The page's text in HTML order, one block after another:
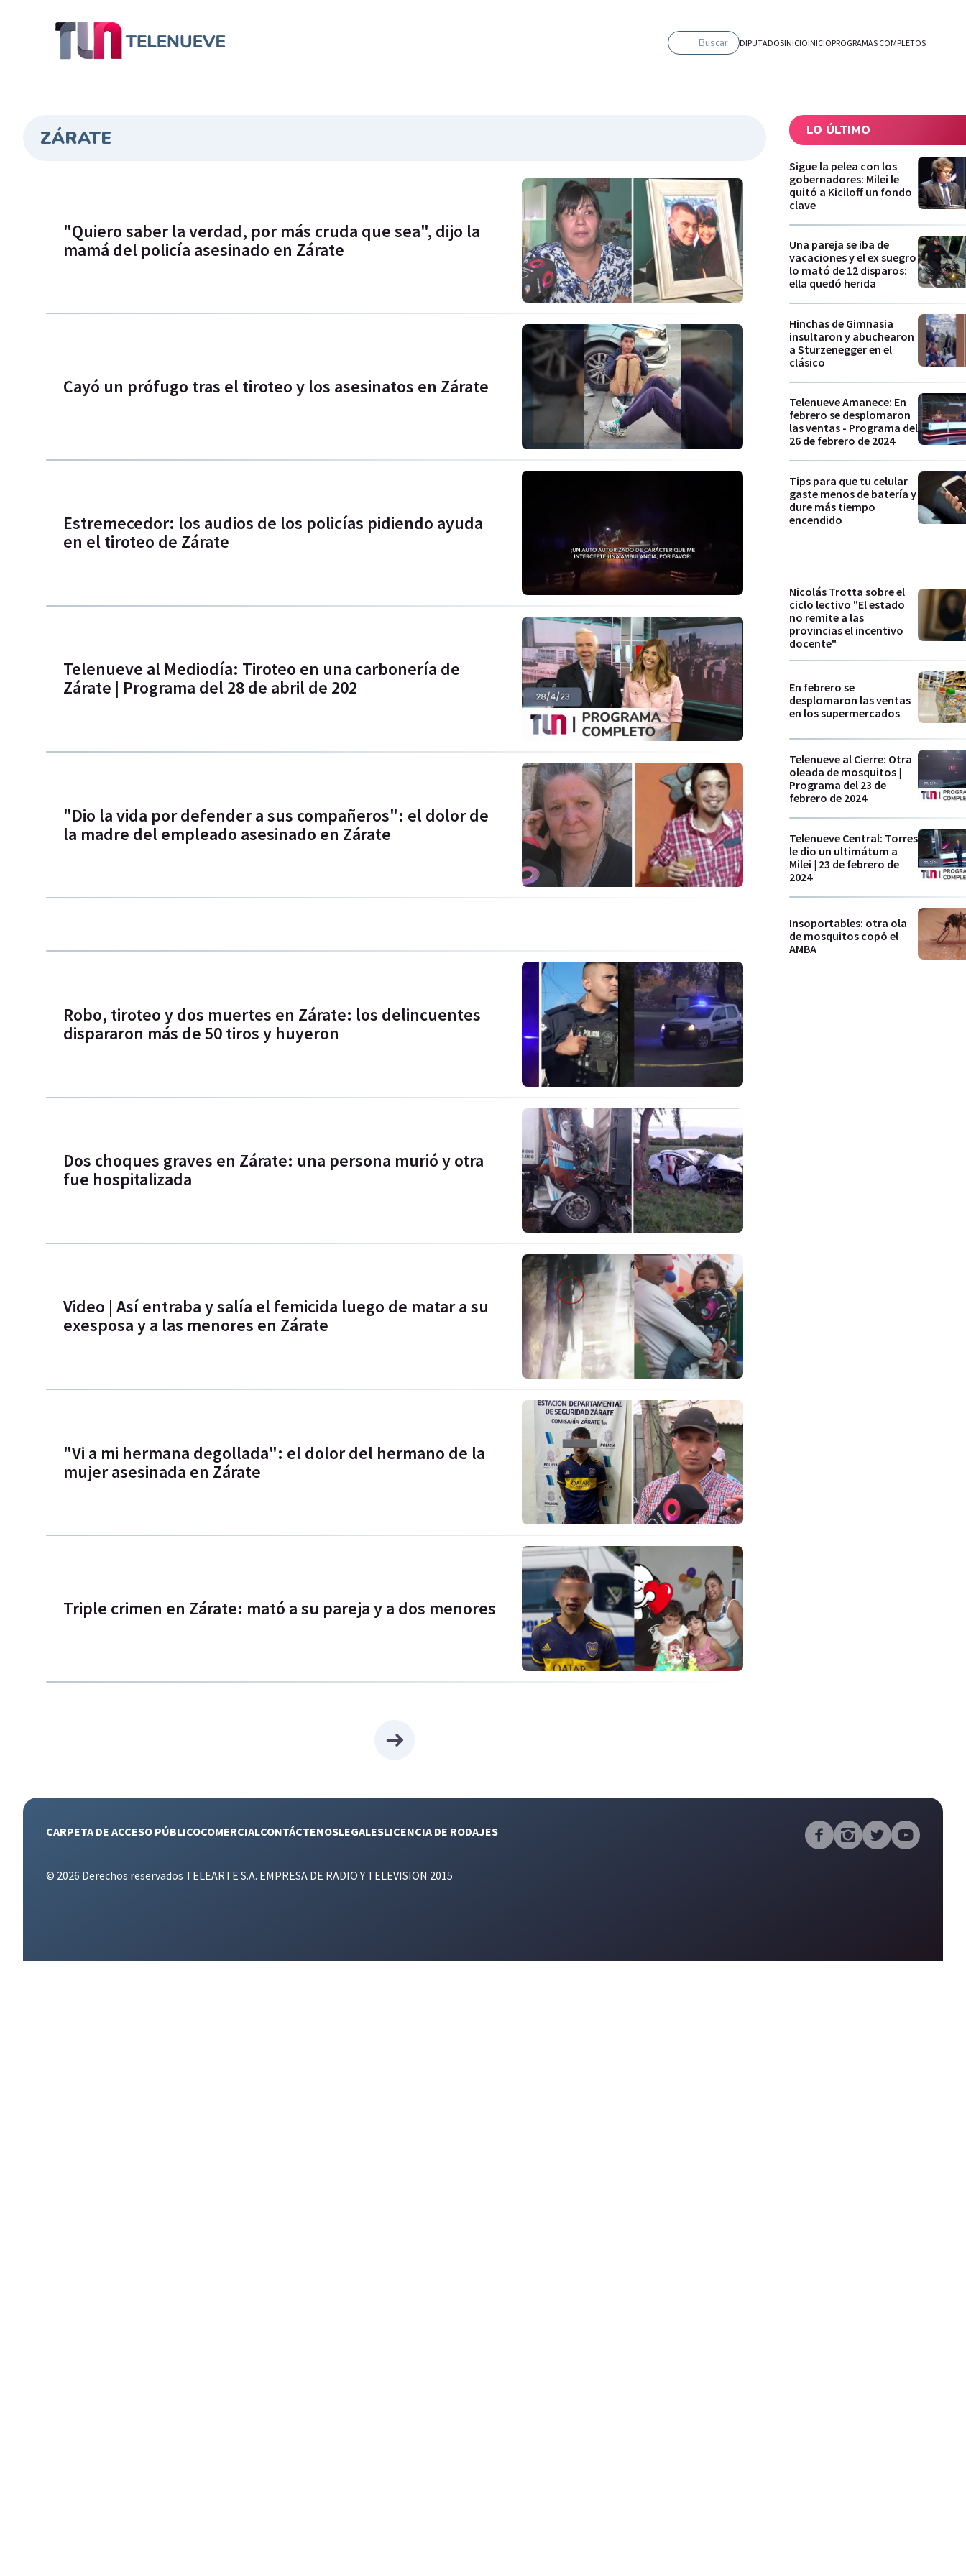
Buscar DIPUTADOSINICIOINICIOPROGRAMAS COMPLETOS
ZÁRATE
"Quiero saber la verdad, por más cruda que sea", dijo la
mamá del policía asesinado en Zárate
Cayó un prófugo tras el tiroteo y los asesinatos en Zárate
Estremecedor: los audios de los policías pidiendo ayuda
en el tiroteo de Zárate
Telenueve al Mediodía: Tiroteo en una carbonería de
Zárate | Programa del 28 de abril de 202
"Dio la vida por defender a sus compañeros": el dolor de
la madre del empleado asesinado en Zárate
Robo, tiroteo y dos muertes en Zárate: los delincuentes
dispararon más de 50 tiros y huyeron
Dos choques graves en Zárate: una persona murió y otra
fue hospitalizada
Video | Así entraba y salía el femicida luego de matar a su
exesposa y a las menores en Zárate
"Vi a mi hermana degollada": el dolor del hermano de la
mujer asesinada en Zárate
Triple crimen en Zárate: mató a su pareja y a dos menores
LO ÚLTIMO
Sigue la pelea con los
gobernadores: Milei le
quitó a Kiciloff un fondo
clave
Una pareja se iba de
vacaciones y el ex suegro
lo mató de 12 disparos:
ella quedó herida
Hinchas de Gimnasia
insultaron y abuchearon
a Sturzenegger en el
clásico
Telenueve Amanece: En
febrero se desplomaron
las ventas - Programa del
26 de febrero de 2024
Tips para que tu celular
gaste menos de batería y
dure más tiempo
encendido
Nicolás Trotta sobre el
ciclo lectivo "El estado
no remite a las
provincias el incentivo
docente"
En febrero se
desplomaron las ventas
en los supermercados
Telenueve al Cierre: Otra
oleada de mosquitos |
Programa del 23 de
febrero de 2024
Telenueve Central: Torres
le dio un ultimátum a
Milei | 23 de febrero de
2024
Insoportables: otra ola
de mosquitos copó el
AMBA
CARPETA DE ACCESO PÚBLICOCOMERCIALCONTÁCTENOSLEGALESLICENCIA DE RODAJES
© 2026 Derechos reservados TELEARTE S.A. EMPRESA DE RADIO Y TELEVISION 2015